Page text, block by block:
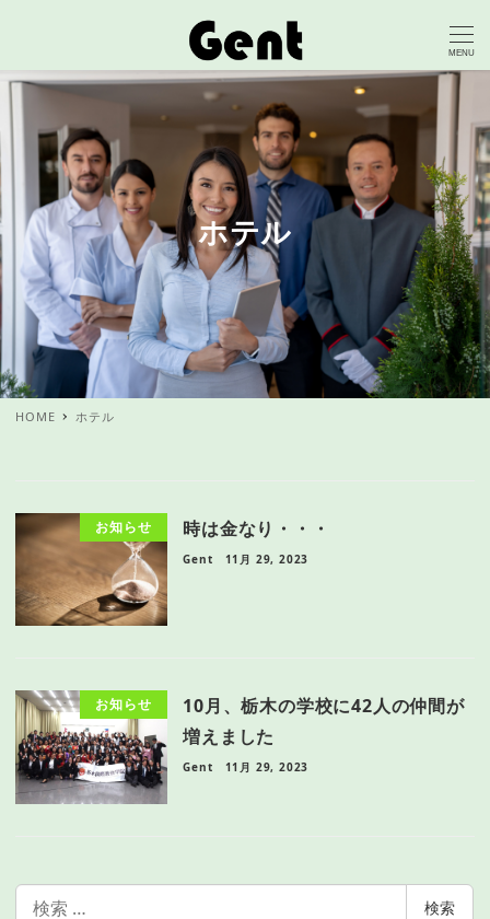
MENU
ホテル
HOME ホテル
お知らせ 時は金なり・・・
Gent 11月 29, 2023
お知らせ
10月、栃木の学校に42人の仲間が
増えました
Gent 11月 29, 2023
検
検索